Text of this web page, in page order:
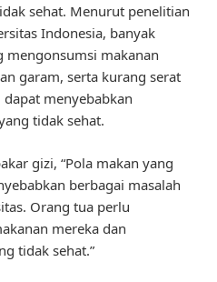
sehat. Menurut penelitian
Indonesia, banyak
mengonsumsi makanan
garam, serta kurang serat
menyebabkan
tidak sehat.
gizi, “Pola makan yang
berbagai masalah
Orang tua perlu
mereka dan
tidak sehat.”